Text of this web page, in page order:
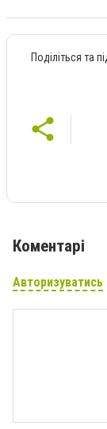
Поділіться та
Коментарі
Авторизуватись